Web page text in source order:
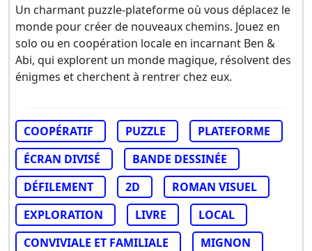
Un charmant puzzle-plateforme où vous déplacez le
monde pour créer de nouveaux chemins. Jouez en
solo ou en coopération locale en incarnant Ben &
Abi, qui explorent un monde magique, résolvent des
énigmes et cherchent à rentrer chez eux.
COOPÉRATIF PUZZLE
PLATEFORME
ÉCRAN DIVISÉ
BANDE DESSINÉE
DÉFILEMENT
2D
ROMAN VISUEL
EXPLORATION
LIVRE
LOCAL
CONVIVIALE ET FAMILIALE
MIGNON